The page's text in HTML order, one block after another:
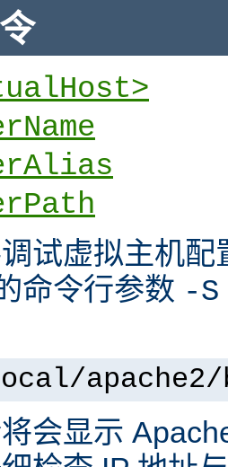
试虚拟主机配
命令行参数 -S
会显示